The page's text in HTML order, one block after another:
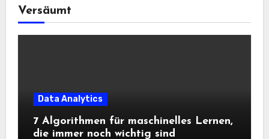
Versäumt
Data Analytics
7 Algorithmen für maschinelles Lernen,
die immer noch wichtig sind